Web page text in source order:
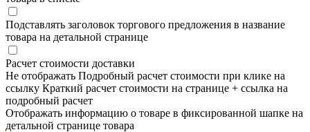
Подставлять заголовок торгового предложения в название
товара на детальной странице
Расчет стоимости доставки
Не отображать Подробный расчет стоимости при клике на
ссылку Краткий расчет стоимости на странице + ссылка на
подробный расчет
Отображать информацию о товаре в фиксированной шапке на
детальной странице товара